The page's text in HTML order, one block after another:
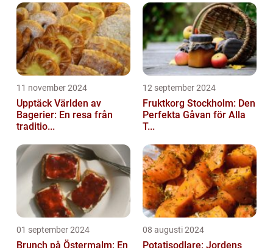
11 november 2024
Upptäck Världen av
Bagerier: En resa från
traditio...
12 september 2024
Fruktkorg Stockholm: Den
Perfekta Gåvan för Alla
T...
01 september 2024
Brunch på Östermalm: En
08 augusti 2024
Potatisodlare: Jordens